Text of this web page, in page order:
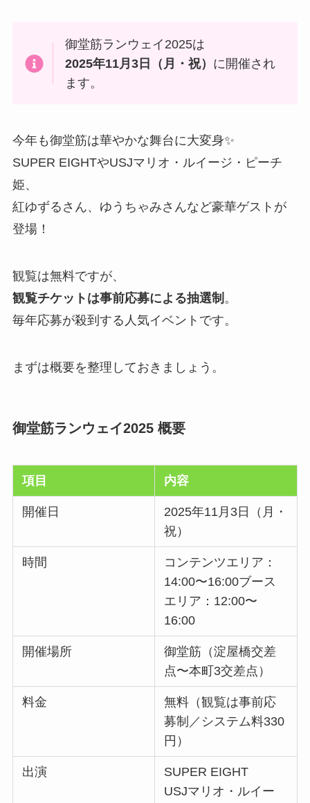
御堂筋ランウェイ2025は
2025年11月3日（月・祝） に開催され
ます。
今年も御堂筋は華やかな舞台に大変身✨
SUPER EIGHTやUSJマリオ・ルイージ・ピーチ
姫、
紅ゆずるさん、ゆうちゃみさんなど豪華ゲストが
登場！
観覧は無料ですが、
観覧チケットは事前応募による抽選制 。
毎年応募が殺到する人気イベントです。
まずは概要を整理しておきましょう。
御堂筋ランウェイ2025 概要
項目 内容
開催日
2025年11月3日（月・
祝）
時間
コンテンツエリア：
14:00〜16:00ブース
エリア：12:00〜
16:00
開催場所
御堂筋（淀屋橋交差
点〜本町3交差点）
料金
無料（観覧は事前応
募制／システム料330
円）
出演
SUPER EIGHT
USJマリオ・ルイー